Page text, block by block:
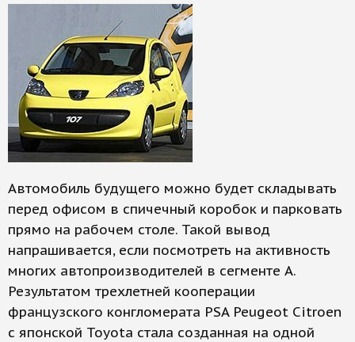
Автомобиль будущего можно будет складывать
перед офисом в спичечный коробок и парковать
прямо на рабочем столе. Такой вывод
напрашивается, если посмотреть на активность
многих автопроизводителей в сегменте А.
Результатом трехлетней кооперации
французского конгломерата PSA Peugeot Citroen
с японской Toyota стала созданная на одной